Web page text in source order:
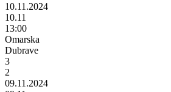
10.11.2024
10.11
13:00
Omarska
Dubrave
3
2
09.11.2024